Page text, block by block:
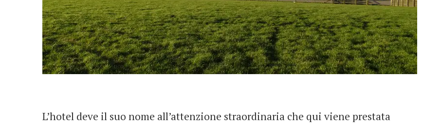
L’hotel deve il suo nome all’attenzione straordinaria che qui viene prestata